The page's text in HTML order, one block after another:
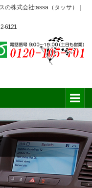
の株式会社tassa（タッサ）｜
6121